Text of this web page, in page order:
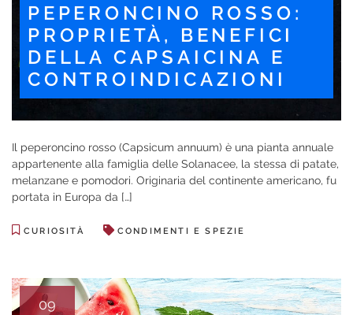
PEPERONCINO ROSSO:
PROPRIETÀ, BENEFICI
DELLA CAPSAICINA E
CONTROINDICAZIONI
Il peperoncino rosso (Capsicum annuum) è una pianta annuale
appartenente alla famiglia delle Solanacee, la stessa di patate,
melanzane e pomodori. Originaria del continente americano, fu
portata in Europa da […]
CURIOSITÀ CONDIMENTI E SPEZIE
09